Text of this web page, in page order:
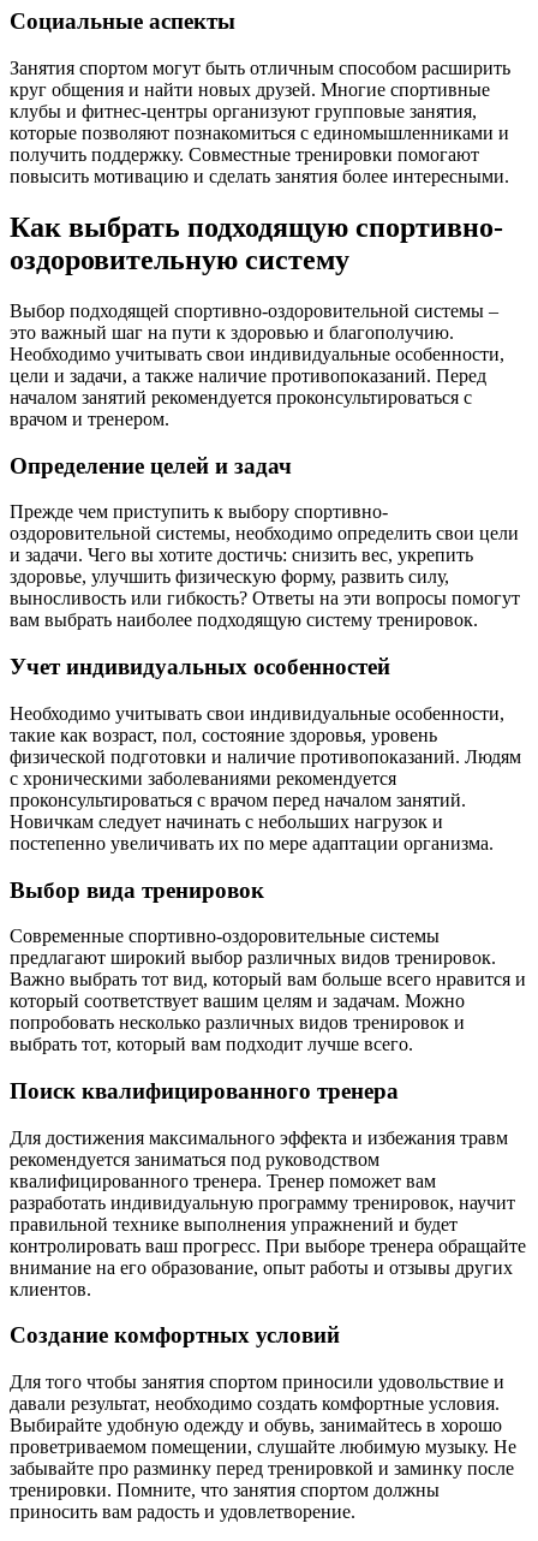
Социальные аспекты
Занятия спортом могут быть отличным способом расширить
круг общения и найти новых друзей. Многие спортивные
клубы и фитнес-центры организуют групповые занятия,
которые позволяют познакомиться с единомышленниками и
получить поддержку. Совместные тренировки помогают
повысить мотивацию и сделать занятия более интересными.
Как выбрать подходящую спортивно-
оздоровительную систему
Выбор подходящей спортивно-оздоровительной системы –
это важный шаг на пути к здоровью и благополучию.
Необходимо учитывать свои индивидуальные особенности,
цели и задачи, а также наличие противопоказаний. Перед
началом занятий рекомендуется проконсультироваться с
врачом и тренером.
Определение целей и задач
Прежде чем приступить к выбору спортивно-
оздоровительной системы, необходимо определить свои цели
и задачи. Чего вы хотите достичь: снизить вес, укрепить
здоровье, улучшить физическую форму, развить силу,
выносливость или гибкость? Ответы на эти вопросы помогут
вам выбрать наиболее подходящую систему тренировок.
Учет индивидуальных особенностей
Необходимо учитывать свои индивидуальные особенности,
такие как возраст, пол, состояние здоровья, уровень
физической подготовки и наличие противопоказаний. Людям
с хроническими заболеваниями рекомендуется
проконсультироваться с врачом перед началом занятий.
Новичкам следует начинать с небольших нагрузок и
постепенно увеличивать их по мере адаптации организма.
Выбор вида тренировок
Современные спортивно-оздоровительные системы
предлагают широкий выбор различных видов тренировок.
Важно выбрать тот вид, который вам больше всего нравится и
который соответствует вашим целям и задачам. Можно
попробовать несколько различных видов тренировок и
выбрать тот, который вам подходит лучше всего.
Поиск квалифицированного тренера
Для достижения максимального эффекта и избежания травм
рекомендуется заниматься под руководством
квалифицированного тренера. Тренер поможет вам
разработать индивидуальную программу тренировок, научит
правильной технике выполнения упражнений и будет
контролировать ваш прогресс. При выборе тренера обращайте
внимание на его образование, опыт работы и отзывы других
клиентов.
Создание комфортных условий
Для того чтобы занятия спортом приносили удовольствие и
давали результат, необходимо создать комфортные условия.
Выбирайте удобную одежду и обувь, занимайтесь в хорошо
проветриваемом помещении, слушайте любимую музыку. Не
забывайте про разминку перед тренировкой и заминку после
тренировки. Помните, что занятия спортом должны
приносить вам радость и удовлетворение.